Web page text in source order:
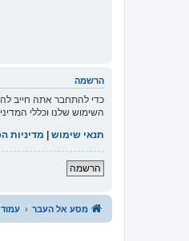
הרשמה
כדי להתחבר אתה חייב
השימוש שלנו וכללי
תנאי שימוש | מדיניות
הרשמה
מסע אל העבר